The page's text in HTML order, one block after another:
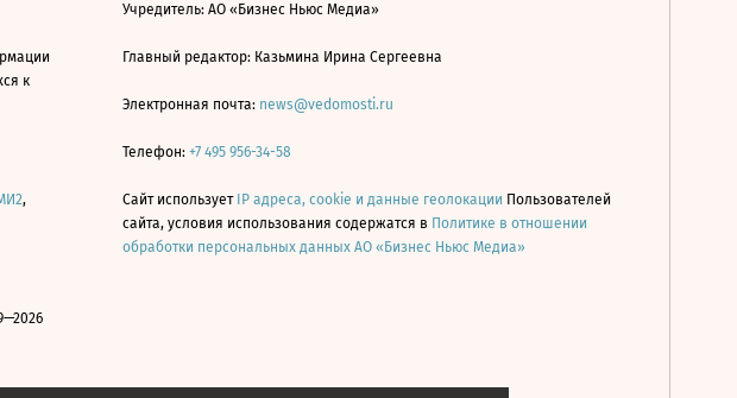
к
,
Учредитель: АО «Бизнес Ньюс Медиа»
Главный редактор: Казьмина Ирина Сергеевна
Электронная почта: news@vedomosti.ru
Телефон: +7 495 956-34-58
Сайт использует IP адреса, cookie и данные геолокации Пользователей
сайта, условия использования содержатся в Политике в отношении
обработки персональных данных АО «Бизнес Ньюс Медиа»